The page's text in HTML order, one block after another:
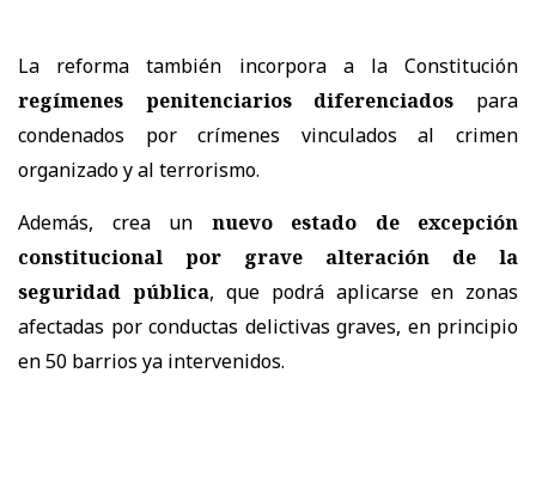
La reforma también incorpora a la Constitución
regímenes penitenciarios diferenciados para
condenados por crímenes vinculados al crimen
organizado y al terrorismo.
Además, crea un nuevo estado de excepción
constitucional por grave alteración de la
seguridad pública, que podrá aplicarse en zonas
afectadas por conductas delictivas graves, en principio
en 50 barrios ya intervenidos.